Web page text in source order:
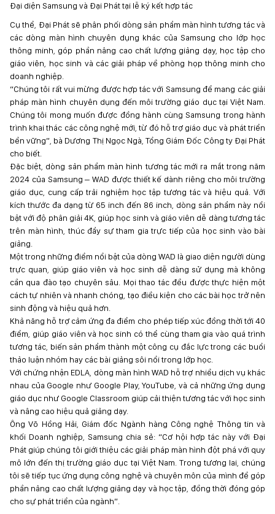
Đại diện Samsung và Đại Phát tại lễ ký kết hợp tác
Cụ thể, Đại Phát sẽ phân phối dòng sản phẩm màn hình tương tác và
các dòng màn hình chuyên dụng khác của Samsung cho lớp học
thông minh, góp phần nâng cao chất lượng giảng dạy, học tập cho
giáo viên, học sinh và các giải pháp về phòng họp thông minh cho
doanh nghiệp.
“Chúng tôi rất vui mừng được hợp tác với Samsung để mang các giải
pháp màn hình chuyên dụng đến môi trường giáo dục tại Việt Nam.
Chúng tôi mong muốn được đồng hành cùng Samsung trong hành
trình khai thác các công nghệ mới, từ đó hỗ trợ giáo dục và phát triển
bền vững”, bà Dương Thị Ngọc Ngà, Tổng Giám Đốc Công ty Đại Phát
cho biết.
Đặc biệt, dòng sản phẩm màn hình tương tác mới ra mắt trong năm
2024 của Samsung – WAD được thiết kế dành riêng cho môi trường
giáo dục, cung cấp trải nghiệm học tập tương tác và hiệu quả. Với
kích thước đa dạng từ 65 inch đến 86 inch, dòng sản phẩm này nổi
bật với độ phân giải 4K, giúp học sinh và giáo viên dễ dàng tương tác
trên màn hình, thúc đẩy sự tham gia trực tiếp của học sinh vào bài
giảng.
Một trong những điểm nổi bật của dòng WAD là giao diện người dùng
trực quan, giúp giáo viên và học sinh dễ dàng sử dụng mà không
cần qua đào tạo chuyên sâu. Mọi thao tác đều được thực hiện một
cách tự nhiên và nhanh chóng, tạo điều kiện cho các bài học trở nên
sinh động và hiệu quả hơn.
Khả năng hỗ trợ cảm ứng đa điểm cho phép tiếp xúc đồng thời tới 40
điểm, giúp giáo viên và học sinh có thể cùng tham gia vào quá trình
tương tác, biến sản phẩm thành một công cụ đắc lực trong các buổi
thảo luận nhóm hay các bài giảng sôi nổi trong lớp học.
Với chứng nhận EDLA, dòng màn hình WAD hỗ trợ nhiều dịch vụ khác
nhau của Google như Google Play, YouTube, và cả những ứng dụng
giáo dục như Google Classroom giúp cải thiện tương tác với học sinh
và nâng cao hiệu quả giảng dạy.
Ông Võ Hồng Hải, Giám đốc Ngành hàng Công nghệ Thông tin và
khối Doanh nghiệp, Samsung chia sẻ: “Cơ hội hợp tác này với Đại
Phát giúp chúng tôi giới thiệu các giải pháp màn hình đột phá với quy
mô lớn đến thị trường giáo dục tại Việt Nam. Trong tương lai, chúng
tôi sẽ tiếp tục ứng dụng công nghệ và chuyên môn của mình để góp
phần nâng cao chất lượng giảng dạy và học tập, đồng thời đóng góp
cho sự phát triển của ngành”.